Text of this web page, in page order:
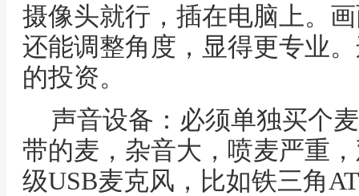
摄像头就行，插在电脑上。
还能调整角度，显得更专业
的投资。
声音设备：必须单独买个
带的麦，杂音大，喷麦严重
级USB麦克风，比如铁三角